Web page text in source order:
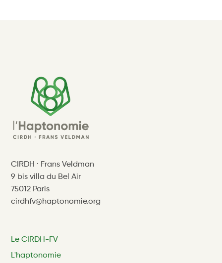
CIRDH · Frans Veldman
9 bis villa du Bel Air
75012 Paris
cirdhfv@haptonomie.org
Le CIRDH-FV
L'haptonomie